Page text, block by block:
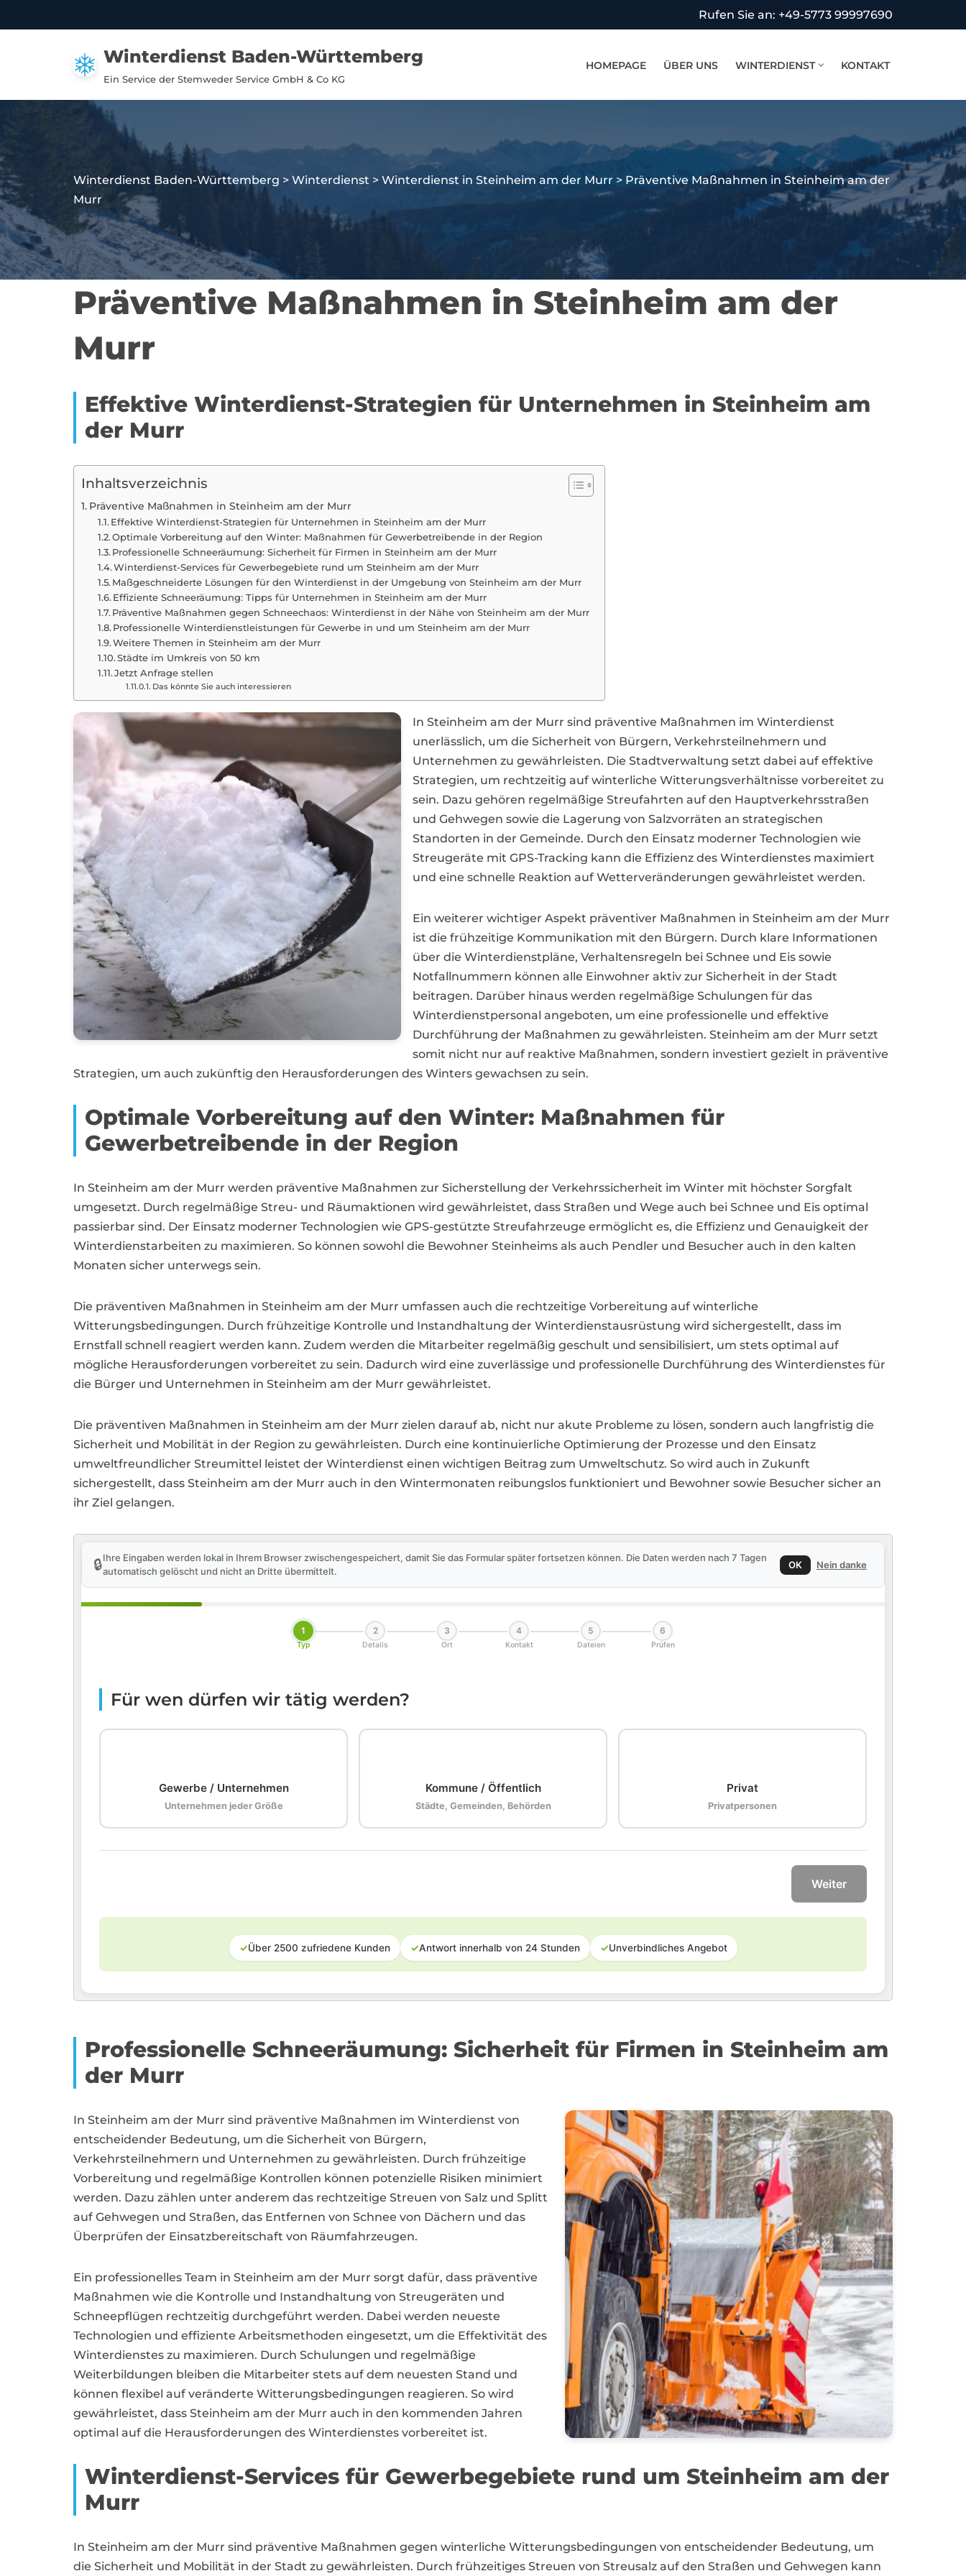
Rufen Sie an: +49-5773 99997690
Winterdienst Baden-Württemberg
Ein Service der Stemweder Service GmbH & Co KG
HOMEPAGE ÜBER UNS WINTERDIENST KONTAKT
Winterdienst Baden-Württemberg > Winterdienst > Winterdienst in Steinheim am der Murr > Präventive Maßnahmen in Steinheim am der
Murr
Präventive Maßnahmen in Steinheim am der
Murr
Effektive Winterdienst-Strategien für Unternehmen in Steinheim am
der Murr
Inhaltsverzeichnis
Präventive Maßnahmen in Steinheim am der Murr
Effektive Winterdienst-Strategien für Unternehmen in Steinheim am der Murr
Optimale Vorbereitung auf den Winter: Maßnahmen für Gewerbetreibende in der Region
Professionelle Schneeräumung: Sicherheit für Firmen in Steinheim am der Murr
Winterdienst-Services für Gewerbegebiete rund um Steinheim am der Murr
Maßgeschneiderte Lösungen für den Winterdienst in der Umgebung von Steinheim am der Murr
Effiziente Schneeräumung: Tipps für Unternehmen in Steinheim am der Murr
Präventive Maßnahmen gegen Schneechaos: Winterdienst in der Nähe von Steinheim am der Murr
Professionelle Winterdienstleistungen für Gewerbe in und um Steinheim am der Murr
Weitere Themen in Steinheim am der Murr
Städte im Umkreis von 50 km
Jetzt Anfrage stellen
Das könnte Sie auch interessieren
In Steinheim am der Murr sind präventive Maßnahmen im Winterdienst
unerlässlich, um die Sicherheit von Bürgern, Verkehrsteilnehmern und
Unternehmen zu gewährleisten. Die Stadtverwaltung setzt dabei auf effektive
Strategien, um rechtzeitig auf winterliche Witterungsverhältnisse vorbereitet zu
sein. Dazu gehören regelmäßige Streufahrten auf den Hauptverkehrsstraßen
und Gehwegen sowie die Lagerung von Salzvorräten an strategischen
Standorten in der Gemeinde. Durch den Einsatz moderner Technologien wie
Streugeräte mit GPS-Tracking kann die Effizienz des Winterdienstes maximiert
und eine schnelle Reaktion auf Wetterveränderungen gewährleistet werden.
Ein weiterer wichtiger Aspekt präventiver Maßnahmen in Steinheim am der Murr
ist die frühzeitige Kommunikation mit den Bürgern. Durch klare Informationen
über die Winterdienstpläne, Verhaltensregeln bei Schnee und Eis sowie
Notfallnummern können alle Einwohner aktiv zur Sicherheit in der Stadt
beitragen. Darüber hinaus werden regelmäßige Schulungen für das
Winterdienstpersonal angeboten, um eine professionelle und effektive
Durchführung der Maßnahmen zu gewährleisten. Steinheim am der Murr setzt
somit nicht nur auf reaktive Maßnahmen, sondern investiert gezielt in präventive
Strategien, um auch zukünftig den Herausforderungen des Winters gewachsen zu sein.
Optimale Vorbereitung auf den Winter: Maßnahmen für
Gewerbetreibende in der Region
In Steinheim am der Murr werden präventive Maßnahmen zur Sicherstellung der Verkehrssicherheit im Winter mit höchster Sorgfalt
umgesetzt. Durch regelmäßige Streu- und Räumaktionen wird gewährleistet, dass Straßen und Wege auch bei Schnee und Eis optimal
passierbar sind. Der Einsatz moderner Technologien wie GPS-gestützte Streufahrzeuge ermöglicht es, die Effizienz und Genauigkeit der
Winterdienstarbeiten zu maximieren. So können sowohl die Bewohner Steinheims als auch Pendler und Besucher auch in den kalten
Monaten sicher unterwegs sein.
Die präventiven Maßnahmen in Steinheim am der Murr umfassen auch die rechtzeitige Vorbereitung auf winterliche
Witterungsbedingungen. Durch frühzeitige Kontrolle und Instandhaltung der Winterdienstausrüstung wird sichergestellt, dass im
Ernstfall schnell reagiert werden kann. Zudem werden die Mitarbeiter regelmäßig geschult und sensibilisiert, um stets optimal auf
mögliche Herausforderungen vorbereitet zu sein. Dadurch wird eine zuverlässige und professionelle Durchführung des Winterdienstes für
die Bürger und Unternehmen in Steinheim am der Murr gewährleistet.
Die präventiven Maßnahmen in Steinheim am der Murr zielen darauf ab, nicht nur akute Probleme zu lösen, sondern auch langfristig die
Sicherheit und Mobilität in der Region zu gewährleisten. Durch eine kontinuierliche Optimierung der Prozesse und den Einsatz
umweltfreundlicher Streumittel leistet der Winterdienst einen wichtigen Beitrag zum Umweltschutz. So wird auch in Zukunft
sichergestellt, dass Steinheim am der Murr auch in den Wintermonaten reibungslos funktioniert und Bewohner sowie Besucher sicher an
ihr Ziel gelangen.
🔒Ihre Eingaben werden lokal in Ihrem Browser zwischengespeichert, damit Sie das Formular später fortsetzen können. Die Daten werden nach 7 Tagen
automatisch gelöscht und nicht an Dritte übermittelt.
OK Nein danke
1
Typ
2
Details
3
Ort
4
Kontakt
5
Dateien
6
Prüfen
Für wen dürfen wir tätig werden?
Gewerbe / Unternehmen
Unternehmen jeder Größe
Kommune / Öffentlich
Städte, Gemeinden, Behörden
Privat
Privatpersonen
Weiter
✓Über 2500 zufriedene Kunden ✓Antwort innerhalb von 24 Stunden ✓Unverbindliches Angebot
Professionelle Schneeräumung: Sicherheit für Firmen in Steinheim am
der Murr
In Steinheim am der Murr sind präventive Maßnahmen im Winterdienst von
entscheidender Bedeutung, um die Sicherheit von Bürgern,
Verkehrsteilnehmern und Unternehmen zu gewährleisten. Durch frühzeitige
Vorbereitung und regelmäßige Kontrollen können potenzielle Risiken minimiert
werden. Dazu zählen unter anderem das rechtzeitige Streuen von Salz und Splitt
auf Gehwegen und Straßen, das Entfernen von Schnee von Dächern und das
Überprüfen der Einsatzbereitschaft von Räumfahrzeugen.
Ein professionelles Team in Steinheim am der Murr sorgt dafür, dass präventive
Maßnahmen wie die Kontrolle und Instandhaltung von Streugeräten und
Schneepflügen rechtzeitig durchgeführt werden. Dabei werden neueste
Technologien und effiziente Arbeitsmethoden eingesetzt, um die Effektivität des
Winterdienstes zu maximieren. Durch Schulungen und regelmäßige
Weiterbildungen bleiben die Mitarbeiter stets auf dem neuesten Stand und
können flexibel auf veränderte Witterungsbedingungen reagieren. So wird
gewährleistet, dass Steinheim am der Murr auch in den kommenden Jahren
optimal auf die Herausforderungen des Winterdienstes vorbereitet ist.
Winterdienst-Services für Gewerbegebiete rund um Steinheim am der
Murr
In Steinheim am der Murr sind präventive Maßnahmen gegen winterliche Witterungsbedingungen von entscheidender Bedeutung, um
die Sicherheit und Mobilität in der Stadt zu gewährleisten. Durch frühzeitiges Streuen von Streusalz auf den Straßen und Gehwegen kann